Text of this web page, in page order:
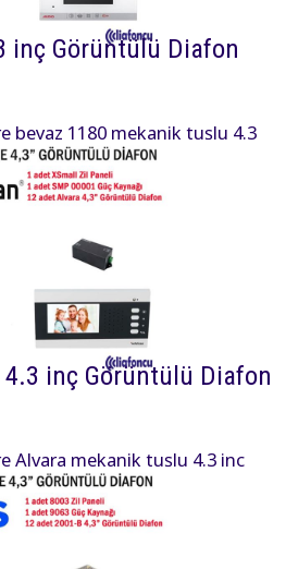
inç Görüntülü Diafon
beyaz 1180 mekanik tuşlu 4.3
tuşlu zil paneli ve
paketi 30780₺ dir.
inç Görüntülü Diafon
Alvara mekanik tuşlu 4.3 inç
tuşlu zil paneli ve
paketi 32700₺ dir.